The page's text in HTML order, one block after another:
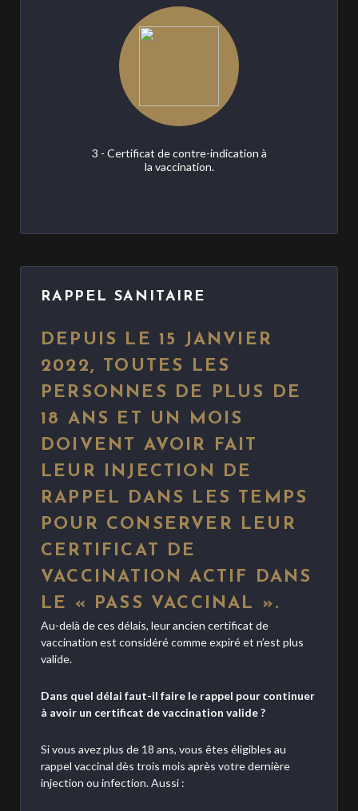
3 - Certificat de contre-indication à
la vaccination.
RAPPEL SANITAIRE
DEPUIS LE 15 JANVIER
2022, TOUTES LES
PERSONNES DE PLUS DE
18 ANS ET UN MOIS
DOIVENT AVOIR FAIT
LEUR INJECTION DE
RAPPEL DANS LES TEMPS
POUR CONSERVER LEUR
CERTIFICAT DE
VACCINATION ACTIF DANS
LE « PASS VACCINAL ».
Au-delà de ces délais, leur ancien certificat de
vaccination est considéré comme expiré et n’est plus
valide.
Dans quel délai faut-il faire le rappel pour continuer
à avoir un certificat de vaccination valide ?
Si vous avez plus de 18 ans, vous êtes éligibles au
rappel vaccinal dès trois mois après votre dernière
injection ou infection. Aussi :